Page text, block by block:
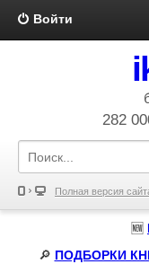
Войти
282
Полная версия
🆕
🔎 ПОДБОРКИ